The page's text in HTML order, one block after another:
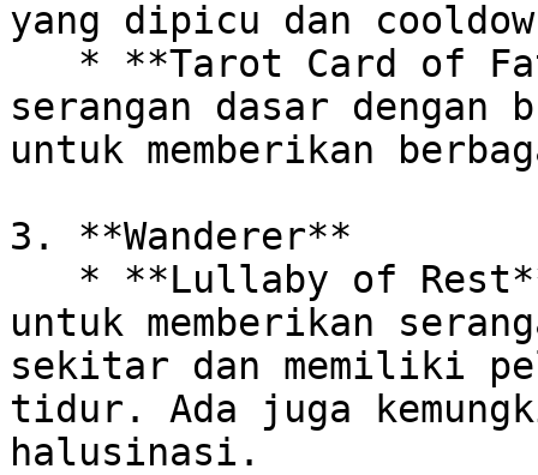
yang dipicu dan
serangan dasar
untuk memberikan
3. **Wanderer**
untuk memberikan
sekitar dan memiliki
tidur. Ada juga
halusinasi.